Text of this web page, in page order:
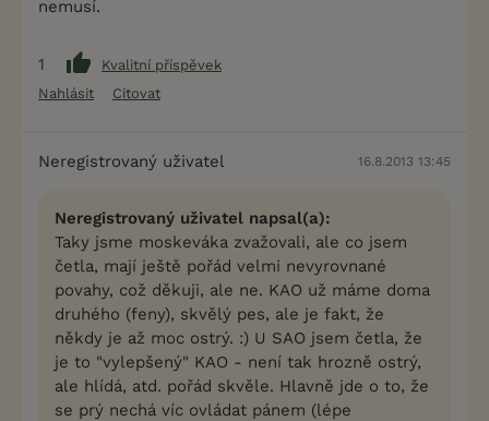
nemusí.
1
Kvalitní příspěvek
Nahlásit
Citovat
Neregistrovaný uživatel 16.8.2013 13:45
Neregistrovaný uživatel napsal(a):
Taky jsme moskeváka zvažovali, ale co jsem
četla, mají ještě pořád velmi nevyrovnané
povahy, což děkuji, ale ne. KAO už máme doma
druhého (feny), skvělý pes, ale je fakt, že
někdy je až moc ostrý. :) U SAO jsem četla, že
je to "vylepšený" KAO - není tak hrozně ostrý,
ale hlídá, atd. pořád skvěle. Hlavně jde o to, že
se prý nechá víc ovládat pánem (lépe